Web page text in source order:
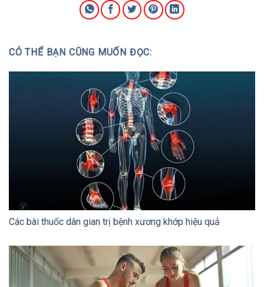
CÓ THỂ BẠN CŨNG MUỐN ĐỌC:
Các bài thuốc dân gian trị bệnh xương khớp hiệu quả